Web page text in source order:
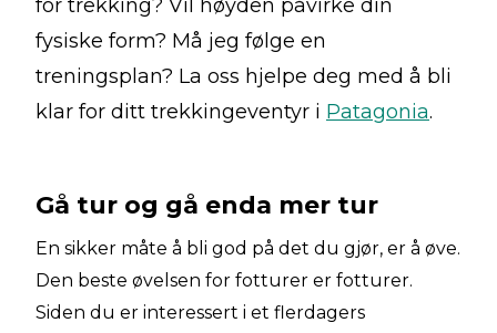
for trekking? Vil høyden påvirke din
fysiske form? Må jeg følge en
treningsplan? La oss hjelpe deg med å bli
klar for ditt trekkingeventyr i Patagonia.
Gå tur og gå enda mer tur
En sikker måte å bli god på det du gjør, er å øve.
Den beste øvelsen for fotturer er fotturer.
Siden du er interessert i et flerdagers